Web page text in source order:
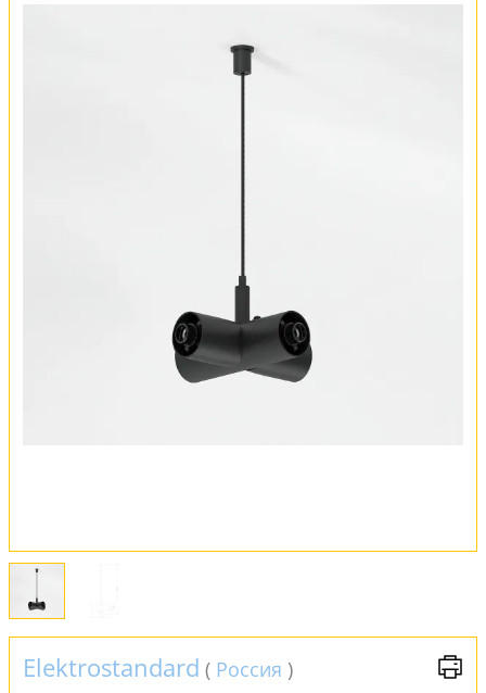
Elektrostandard ( Россия )